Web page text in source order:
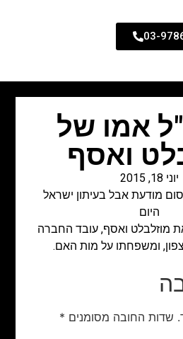
03-
אמו של
ואסף
יוני 18, 2015
מודעת אבל בעיתון ישראל
היום
מוזלבלט ואסף, עובד החברה
ומשפחתו על מות האם.
שדות החובה מסומנים *